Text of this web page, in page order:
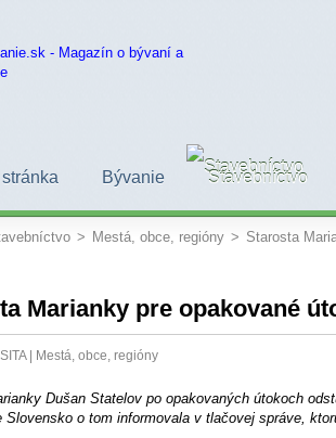
Bývanie Stavebníctvo
> Mestá, obce, regióny > Starosta
Marianky pre opakované
| Mestá, obce, regióny
Dušan Statelov po opakovaných útokoch
Slovensko o tom informovala v tlačovej správe,